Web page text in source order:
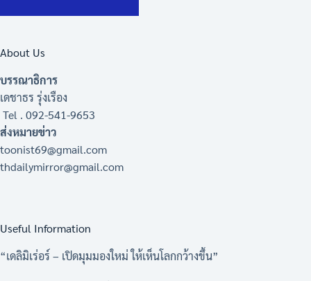
About Us
บรรณาธิการ
เดชาธร รุ่งเรือง
Tel . 092-541-9653
ส่งหมายข่าว
toonist69@gmail.com
thdailymirror@gmail.com
Useful Information
“เดลิมิเร่อร์ – เปิดมุมมองใหม่ ให้เห็นโลกกว้างขึ้น”